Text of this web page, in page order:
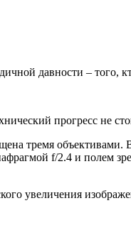
давности – того,
прогресс не
тремя
f/2.4 и полем
увеличения